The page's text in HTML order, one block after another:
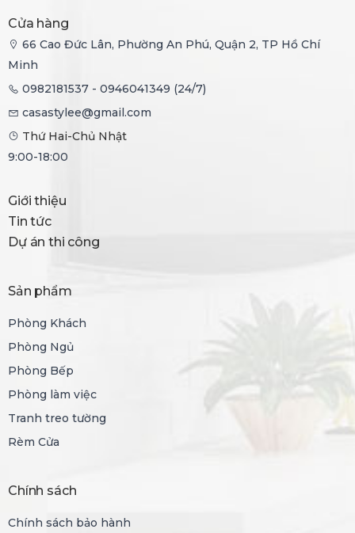
Cửa hàng
66 Cao Đức Lân, Phường An Phú, Quận 2, TP Hồ Chí
Minh
0982181537 - 0946041349 (24/7)
casastylee@gmail.com
Thứ Hai-Chủ Nhật
9:00-18:00
Giới thiệu
Tin tức
Dự án thi công
Sản phẩm
Phòng Khách
Phòng Ngủ
Phòng Bếp
Phòng làm việc
Tranh treo tường
Rèm Cửa
Chính sách
Chính sách bảo hành